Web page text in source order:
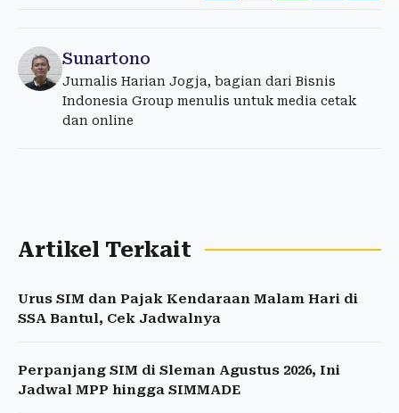
Sunartono
Jurnalis Harian Jogja, bagian dari Bisnis
Indonesia Group menulis untuk media cetak
dan online
Artikel Terkait
Urus SIM dan Pajak Kendaraan Malam Hari di
SSA Bantul, Cek Jadwalnya
Perpanjang SIM di Sleman Agustus 2026, Ini
Jadwal MPP hingga SIMMADE